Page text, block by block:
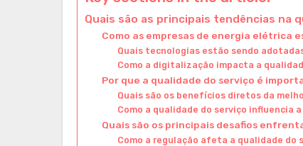
Quais são as principais tendências na
Como as empresas de energia elétrica
Quais tecnologias estão sendo
Como a digitalização impacta a
Por que a qualidade do serviço é
Quais são os benefícios diretos da
Como a qualidade do serviço influencia
Quais são os principais desafios
Como a regulação afeta a qualidade do